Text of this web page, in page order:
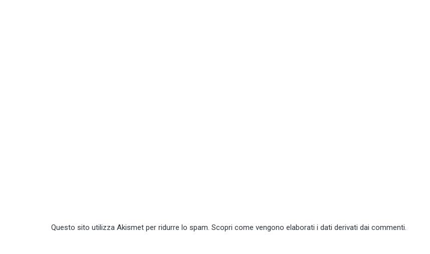
Questo sito utilizza Akismet per ridurre lo spam. Scopri come vengono elaborati i dati derivati dai commenti